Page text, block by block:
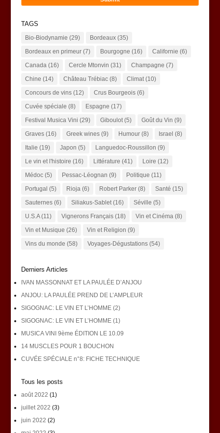
TAGS
Bio-Biodynamie (29) Bordeaux(35)
Bordeaux en primeur(7) Bourgogne (16) Californie (6)
Canada(16) Cercle Mtonvin (31) Champagne (7)
Chine (14) Château Trébiac(8) Climat(10)
Concours de vins(12) Crus Bourgeois(6)
Cuvée spéciale (8) Espagne (17)
Festival Musica Vini (29) Giboulot(5) Goût du Vin (9)
Graves(16) Greek wines(9) Humour(8) Israel (8)
Italie (19) Japon (5) Languedoc-Roussillon (9)
Le vin et l'histoire (16) Littérature (41) Loire (12)
Médoc(5) Pessac-Léognan (9) Politique (11)
Portugal (5) Rioja(6) Robert Parker(8) Santé (15)
Sauternes(6) Siliakus-Sablet(16) Séville (5)
U.S.A(11) Vignerons Français(18) Vin et Cinéma(8)
Vin et Musique (26) Vin et Religion (9)
Vins du monde (58) Voyages-Dégustations(54)
Derniers Articles
IVAN MASSONNAT ET LA PAULÉE D’ANJOU
ANJOU: LA PAULÉE PREND DE L’AMPLEUR
SIGOGNAC: LE VIN ET L’HOMME (2)
SIGOGNAC: LE VIN ET L’HOMME (1)
MUSICA VINI 9ème ÉDITION LE 10.09
14 MUSCLES POUR 1 BOUCHON
CUVÉE SPÉCIALE n°8: FICHE TECHNIQUE
Tous les posts
août 2022 (1)
juillet 2022 (3)
juin 2022 (2)